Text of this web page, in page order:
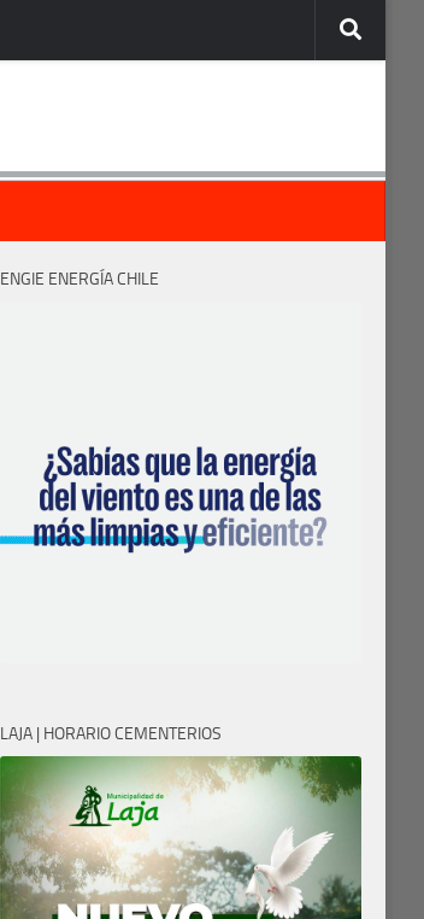
ENGIE ENERGÍA CHILE
LAJA | HORARIO CEMENTERIOS